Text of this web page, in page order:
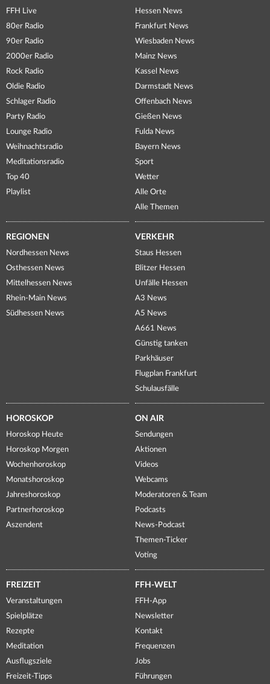
FFH Live
80er Radio
90er Radio
2000er Radio
Rock Radio
Oldie Radio
Schlager Radio
Party Radio
Lounge Radio
Weihnachtsradio
Meditationsradio
Top 40
Playlist
Hessen News
Frankfurt News
Wiesbaden News
Mainz News
Kassel News
Darmstadt News
Offenbach News
Gießen News
Fulda News
Bayern News
Sport
Wetter
Alle Orte
Alle Themen
REGIONEN
Nordhessen News
Osthessen News
Mittelhessen News
Rhein-Main News
Südhessen News
VERKEHR
Staus Hessen
Blitzer Hessen
Unfälle Hessen
A3 News
A5 News
A661 News
Günstig tanken
Parkhäuser
Flugplan Frankfurt
Schulausfälle
HOROSKOP
Horoskop Heute
Horoskop Morgen
Wochenhoroskop
Monatshoroskop
Jahreshoroskop
Partnerhoroskop
Aszendent
ON AIR
Sendungen
Aktionen
Videos
Webcams
Moderatoren & Team
Podcasts
News-Podcast
Themen-Ticker
Voting
FREIZEIT
Veranstaltungen
Spielplätze
Rezepte
Meditation
Ausflugsziele
Freizeit-Tipps
FFH-WELT
FFH-App
Newsletter
Kontakt
Frequenzen
Jobs
Führungen